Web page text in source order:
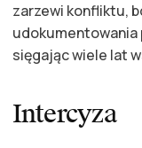
zarzewi konfliktu,
udokumentowania
sięgając wiele lat
Intercyza